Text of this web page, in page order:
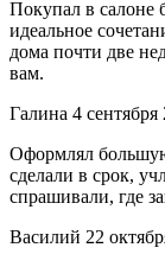
Покупал в салоне
идеальное
дома почти две
вам.
Галина 4 сентября
Оформлял
сделали в срок,
спрашивали, где
Василий 22